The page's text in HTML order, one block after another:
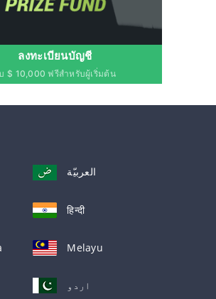
ลงทะเบียนบัญชี
$ 10,000 ฟรีสำหรับผู้เริ่มต้น
العربيّة
हिन्दी
Melayu
اردو